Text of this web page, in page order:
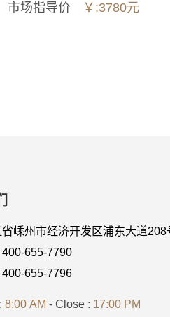
市场指导价 ￥:3780元
省嵊州市经济开发区浦东大道208
400-655-7790
400-655-7796
8:00 AM - Close : 17:00 PM